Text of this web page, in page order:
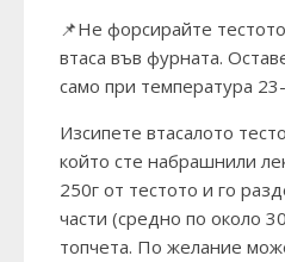
📌Не форсирайте
втаса във фурната.
само при температура
Изсипете втасалото
който сте набрашнили
250г от тестото и го
части (средно по около
топчета. По желание